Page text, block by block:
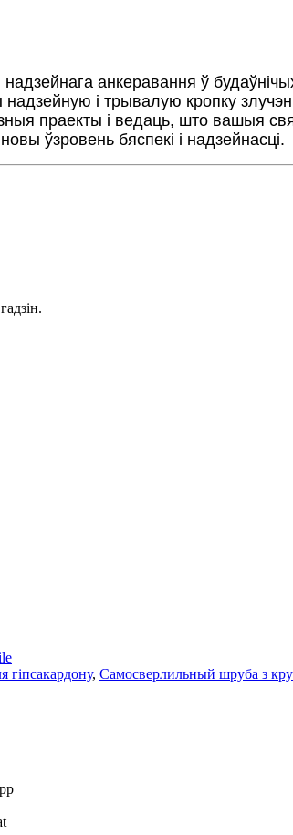
анкеравання ў
надзейную і трывалую кропку
праекты і ведаць, што вашыя
ўзровень бяспекі і надзейнасці.
, Самосверлильный шруба з